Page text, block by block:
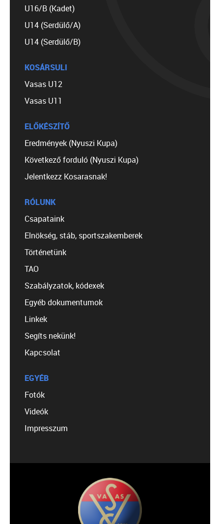
U16/B (Kadet)
U14 (Serdülő/A)
U14 (Serdülő/B)
KOSÁRSULI
Vasas U12
Vasas U11
ELŐKÉSZÍTŐ
Eredmények (Nyuszi Kupa)
Következő forduló (Nyuszi Kupa)
Jelentkezz Kosarasnak!
RÓLUNK
Csapataink
Elnökség, stáb, sportszakemberek
Történetünk
TAO
Szabályzatok, kódexek
Egyéb dokumentumok
Linkek
Segíts nekünk!
Kapcsolat
EGYÉB
Fotók
Videók
Impresszum